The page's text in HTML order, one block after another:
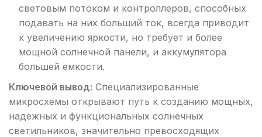
световым потоком и контроллеров, способных
подавать на них больший ток, всегда приводит
к увеличению яркости, но требует и более
мощной солнечной панели, и аккумулятора
большей емкости.
Ключевой вывод: Специализированные
микросхемы открывают путь к созданию мощных,
надежных и функциональных солнечных
светильников, значительно превосходящих